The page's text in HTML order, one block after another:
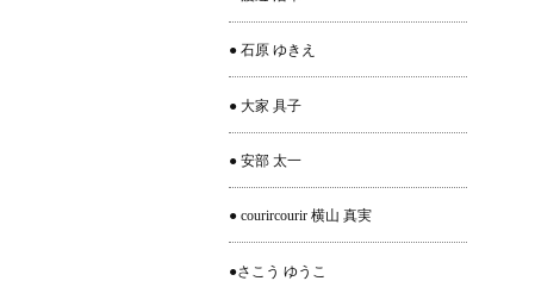
● 石原 ゆきえ
● 大家 具子
● 安部 太一
● courircourir 横山 真実
●さこう ゆうこ